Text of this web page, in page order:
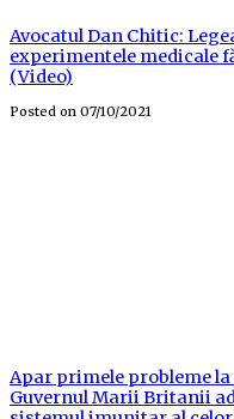
Avocatul Dan Chitic:
experimentele medicale
(Video)
Posted on 07/10/2021
Apar primele probleme
Guvernul Marii Britanii